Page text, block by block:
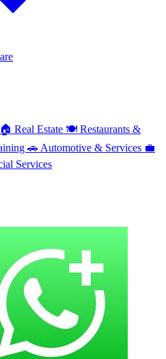
🏠 Real Estate 🍽️ Restaurants &
🚗 Automotive & Services 💼
Services